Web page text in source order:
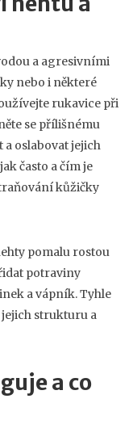
a agresivními
nebo i některé
rukavice při
se přílišnému
a oslabovat jejich
často a čím je
kůžičky
pomalu rostou
potraviny
a vápník. Tyhle
strukturu a
a co